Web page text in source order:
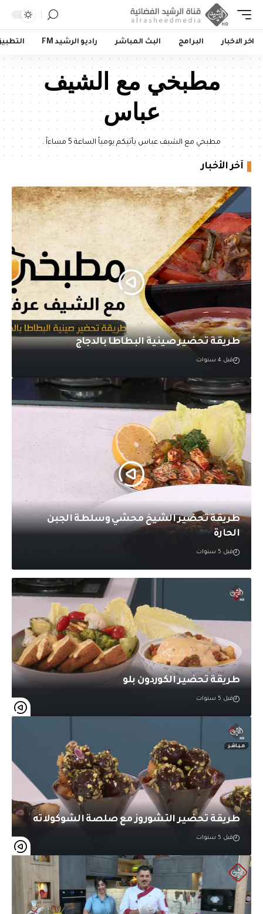
اخر الاخبار البرامج البث المباشر راديو الرشيد FM
مطبخي مع الشيف
عباس
مطبخي مع الشيف عباس يأتيكم يومياً الساعة 5 مساءاً .
آخر الأخبار
طريقة تحضير ️صينية البطاطا بالدجاج
قبل 4 سنوات
طريقة تحضير الشيخ محشي وسلطة الجبن
الحارة
قبل 5 سنوات
طريقة تحضير الكوردون بلو
قبل 5 سنوات
طريقة تحضير التشوروز مع صلصة الشوكولاته
قبل 5 سنوات